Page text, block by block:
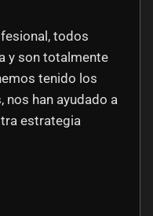
y son totalmente
tenido los
nos han ayudado a
estrategia